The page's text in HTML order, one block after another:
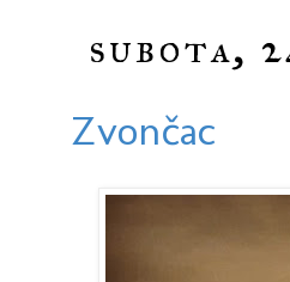
subota,
Zvončac